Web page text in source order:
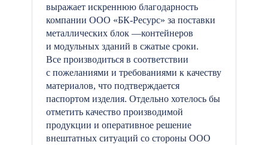
выражает искреннюю благодарность
компании ООО «БК-Ресурс» за поставки
металлических блок —контейнеров
и модульных зданий в сжатые сроки.
Все производиться в соответствии
с пожеланиями и требованиями к качеству
материалов, что подтверждается
паспортом изделия. Отдельно хотелось бы
отметить качество производимой
продукции и оперативное решение
внештатных ситуаций со стороны ООО